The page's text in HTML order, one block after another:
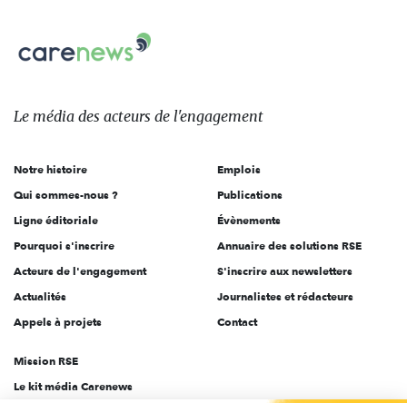
sur:
Carenews,
Le
des
l'engagement
Le média des acteurs de l'engagement
Notre histoire
Qui sommes-nous ?
Ligne éditoriale
Pourquoi s'inscrire
Acteurs de l'engagement
Actualités
Appels à projets
Emplois
Publications
Évènements
Annuaire des solutions RSE
S'inscrire aux newsletters
Journalistes et rédacteurs
Contact
Mission RSE
Le kit média Carenews